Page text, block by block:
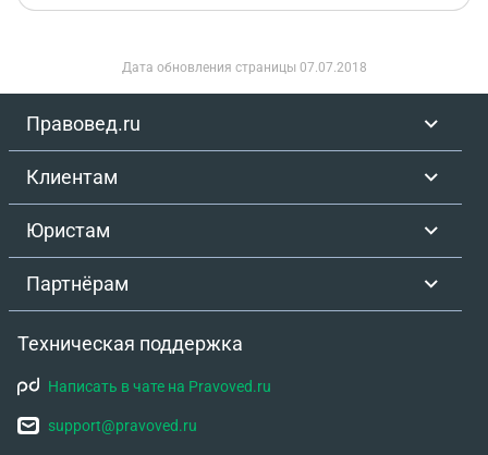
Дата обновления страницы 07.07.2018
Правовед.ru
Клиентам
Юристам
Партнёрам
Техническая поддержка
Написать в чате на Pravoved.ru
support@pravoved.ru